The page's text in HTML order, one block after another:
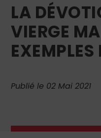
LA
VIERGE
Publié le 02 Mai 2021